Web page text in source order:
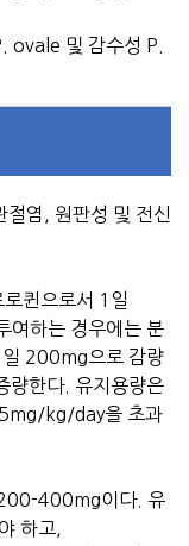
및 감수성 P.
절염, 원판성 및 전신
퀸으로서 1일
하는 경우에는 분
일 200mg으로 감량
량한다. 유지용량은
kg/day을 초과
400mg이다. 유
하고,